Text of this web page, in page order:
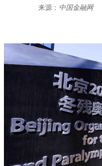
来源： 中国金融网